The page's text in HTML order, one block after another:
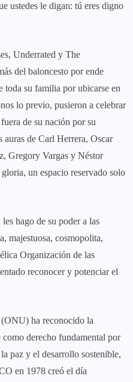
ustedes le digan: tú eres digno
Underrated y The
del baloncesto por ende
toda su familia por ubicarse en
lo previo, pusieron a celebrar
de su nación por su
auras de Carl Herrera, Oscar
Gregory Vargas y Néstor
un espacio reservado solo
hago de su poder a las
majestuosa, cosmopolita,
Organización de las
reconocer y potenciar el
ha reconocido la
derecho fundamental por
paz y el desarrollo sostenible,
en 1978 creó el día